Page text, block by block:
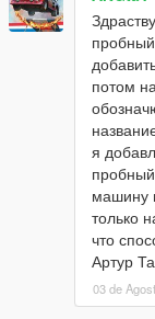
потом
я
машину
только
что
Артур
03 de